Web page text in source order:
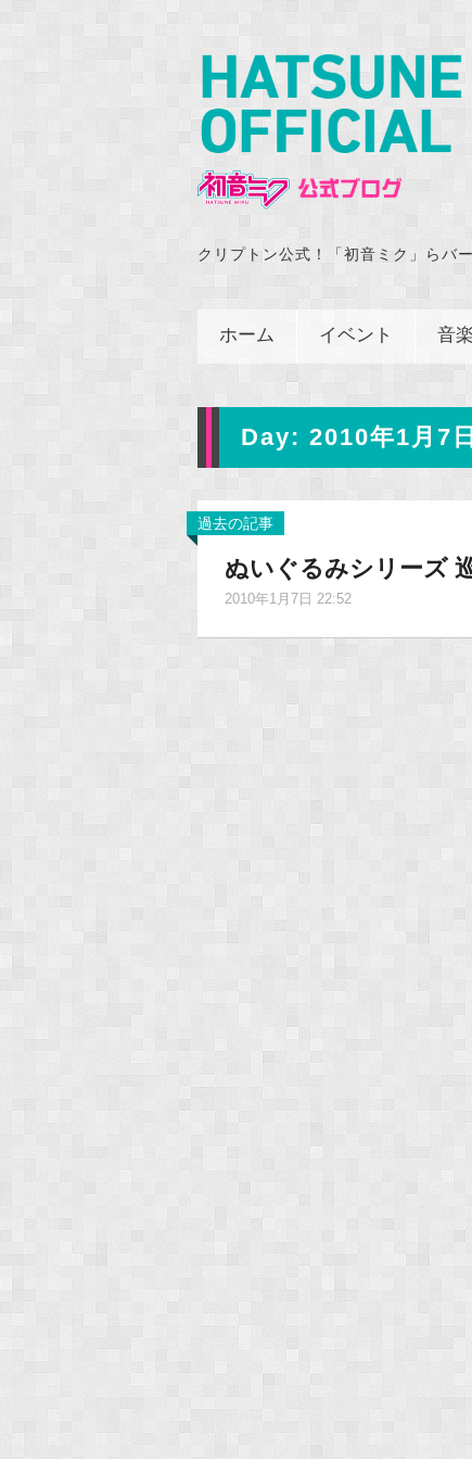
クリプトン公式！「初音ミク」らバ
ホーム イベント 音楽
Day: 2010年1月7
過去の記事
ぬいぐるみシリーズ
2010年1月7日 22:52